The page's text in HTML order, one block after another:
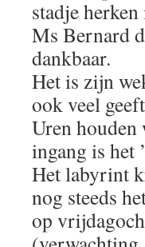
stadje
Ms Bernard
dankbaar.
Het is zijn
ook veel
Uren houden
ingang is het
Het labyrint
nog steeds
op